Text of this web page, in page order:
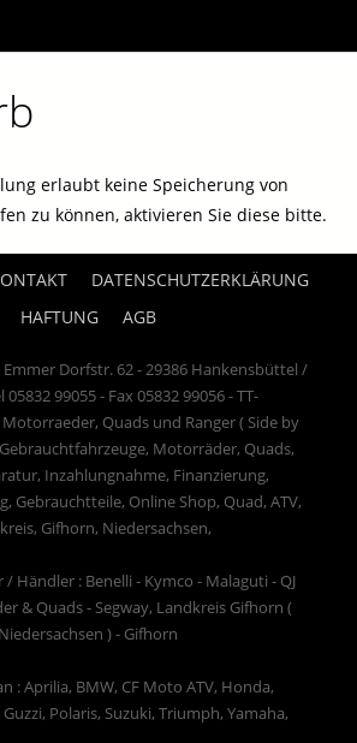
erlaubt keine Speicherung von
zu können, aktivieren Sie diese bitte.
DATENSCHUTZERKLÄRUNG
HAFTUNG
AGB
Dorfstr. 62 - 29386 Hankensbüttel /
05832 99055 - Fax 05832 99056 - TT-
Quads und Ranger ( Side by
Motorräder, Quads,
Inzahlungnahme, Finanzierung,
Gebrauchtteile, Online Shop, Quad, ATV,
Gifhorn, Niedersachsen,
Händler : Benelli - Kymco - Malaguti - QJ
& Quads - Segway, Landkreis Gifhorn (
Niedersachsen ) - Gifhorn
: Aprilia, BMW, CF Moto ATV, Honda,
Polaris, Suzuki, Triumph, Yamaha,